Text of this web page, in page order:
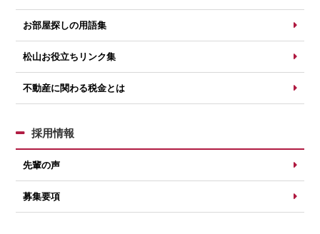
お部屋探しの用語集
松山お役立ちリンク集
不動産に関わる税金とは
採用情報
先輩の声
募集要項